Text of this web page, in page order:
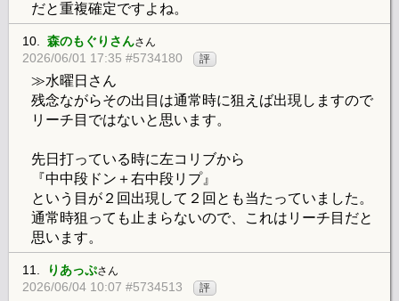
だと重複確定ですよね。
10. 森のもぐりさんさん
2026/06/01 17:35 #5734180 評
≫水曜日さん
残念ながらその出目は通常時に狙えば出現しますので
リーチ目ではないと思います。
先日打っている時に左コリブから
『中中段ドン＋右中段リプ』
という目が２回出現して２回とも当たっていました。
通常時狙っても止まらないので、これはリーチ目だと
思います。
11. りあっぷさん
2026/06/04 10:07 #5734513 評